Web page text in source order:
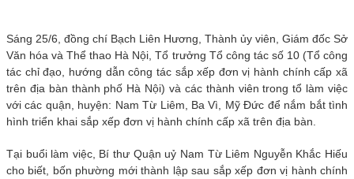
Sáng 25/6, đồng chí Bạch Liên Hương, Thành ủy viên, Giám đốc Sở
Văn hóa và Thể thao Hà Nội, Tổ trưởng Tổ công tác số 10 (Tổ công
tác chỉ đạo, hướng dẫn công tác sắp xếp đơn vị hành chính cấp xã
trên địa bàn thành phố Hà Nội) và các thành viên trong tổ làm việc
với các quận, huyện: Nam Từ Liêm, Ba Vì, Mỹ Đức để nắm bắt tình
hình triển khai sắp xếp đơn vị hành chính cấp xã trên địa bàn.
Tại buổi làm việc, Bí thư Quận uỷ Nam Từ Liêm Nguyễn Khắc Hiếu
cho biết, bốn phường mới thành lập sau sắp xếp đơn vị hành chính